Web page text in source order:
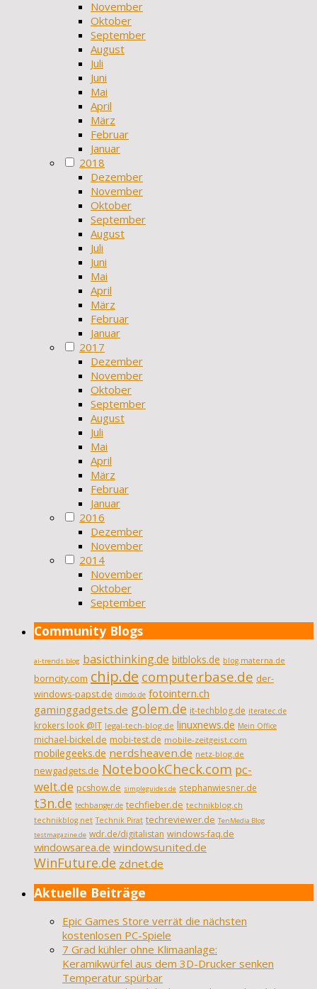
November
Oktober
September
August
Juli
Juni
Mai
April
März
Februar
Januar
2018
Dezember
November
Oktober
September
August
Juli
Juni
Mai
April
März
Februar
Januar
2017
Dezember
November
Oktober
September
August
Juli
Mai
April
März
Februar
Januar
2016
Dezember
November
2014
November
Oktober
September
Community Blogs
ai-trends.blog basicthinking.de bitbloks.de blog.materna.de
borncity.com chip.de computerbase.de der-
windows-papst.de dimdo.de fotointern.ch
gaminggadgets.de golem.de it-techblog.de iteratec.de
krokers look @IT legal-tech-blog.de linuxnews.de Mein Office
michael-bickel.de mobi-test.de mobile-zeitgeist.com
mobilegeeks.de nerdsheaven.de netz-blog.de
newgadgets.de NotebookCheck.com pc-
welt.de pcshow.de simpleguides.de stephanwiesner.de
t3n.de techbanger.de techfieber.de technikblog.ch
technikblog.net Technik Pirat techreviewer.de TenMedia Blog
testmagazine.de wdr.de/digitalistan windows-faq.de
windowsarea.de windowsunited.de
WinFuture.de zdnet.de
Aktuelle Beiträge
Epic Games Store verrät die nächsten
kostenlosen PC-Spiele
7 Grad kühler ohne Klimaanlage:
Keramikwürfel aus dem 3D-Drucker senken
Temperatur spürbar